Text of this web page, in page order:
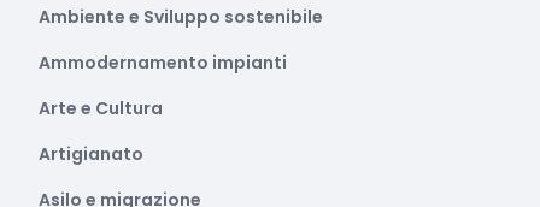
Ambiente e Sviluppo sostenibile
Ammodernamento impianti
Arte e Cultura
Artigianato
Asilo e migrazione